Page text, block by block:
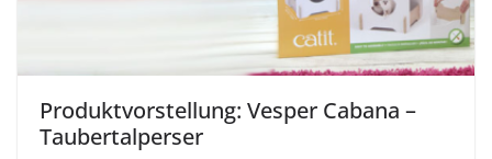
Produktvorstellung: Vesper Cabana –
Taubertalperser